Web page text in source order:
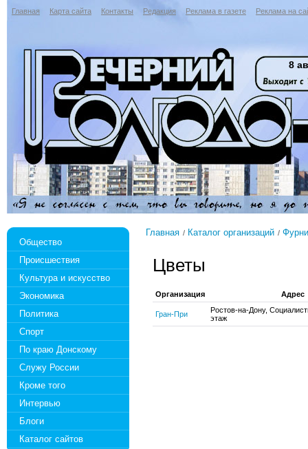
Главная Карта сайта Контакты Редакция Реклама в газете Реклама на
8
Общество
Происшествия
Культура и искусство
Экономика
Политика
Спорт
По краю Донскому
Служу России
Кроме того
Интервью
Блоги
Каталог сайтов
Главная Каталог организаций
Цветы
Организация Адрес
Гран-При
Ростов-на-Дону,
этаж